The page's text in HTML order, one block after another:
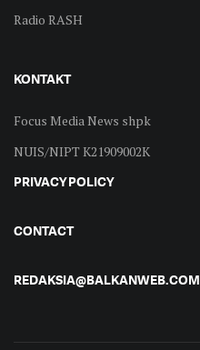
Radio RASH
KONTAKT
Focus Media News shpk
NUIS/NIPT K21909002K
PRIVACY POLICY
CONTACT
REDAKSIA@BALKANWEB.COM